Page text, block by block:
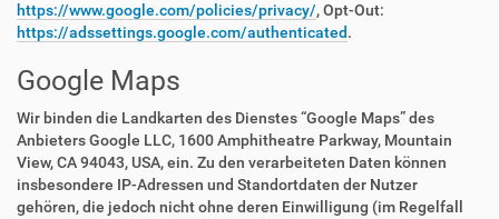
https://www.google.com/policies/privacy/, Opt-Out:
https://adssettings.google.com/authenticated.
Google Maps
Wir binden die Landkarten des Dienstes “Google Maps” des
Anbieters Google LLC, 1600 Amphitheatre Parkway, Mountain
View, CA 94043, USA, ein. Zu den verarbeiteten Daten können
insbesondere IP-Adressen und Standortdaten der Nutzer
gehören, die jedoch nicht ohne deren Einwilligung (im Regelfall